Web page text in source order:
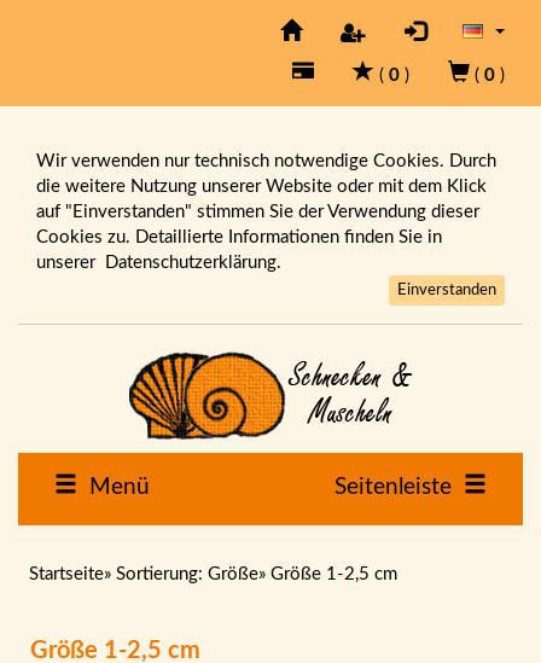
( 0 ) ( 0 )
Wir verwenden nur technisch notwendige Cookies. Durch
die weitere Nutzung unserer Website oder mit dem Klick
auf "Einverstanden" stimmen Sie der Verwendung dieser
Cookies zu. Detaillierte Informationen finden Sie in
unserer Datenschutzerklärung.
Einverstanden
Menü Seitenleiste
Startseite» Sortierung: Größe» Größe 1-2,5 cm
Größe 1-2,5 cm